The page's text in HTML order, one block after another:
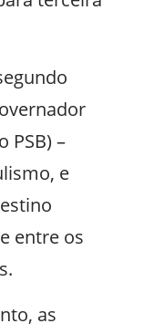
PSB) –
e
entre os
as